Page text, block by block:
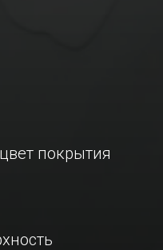
покрытия